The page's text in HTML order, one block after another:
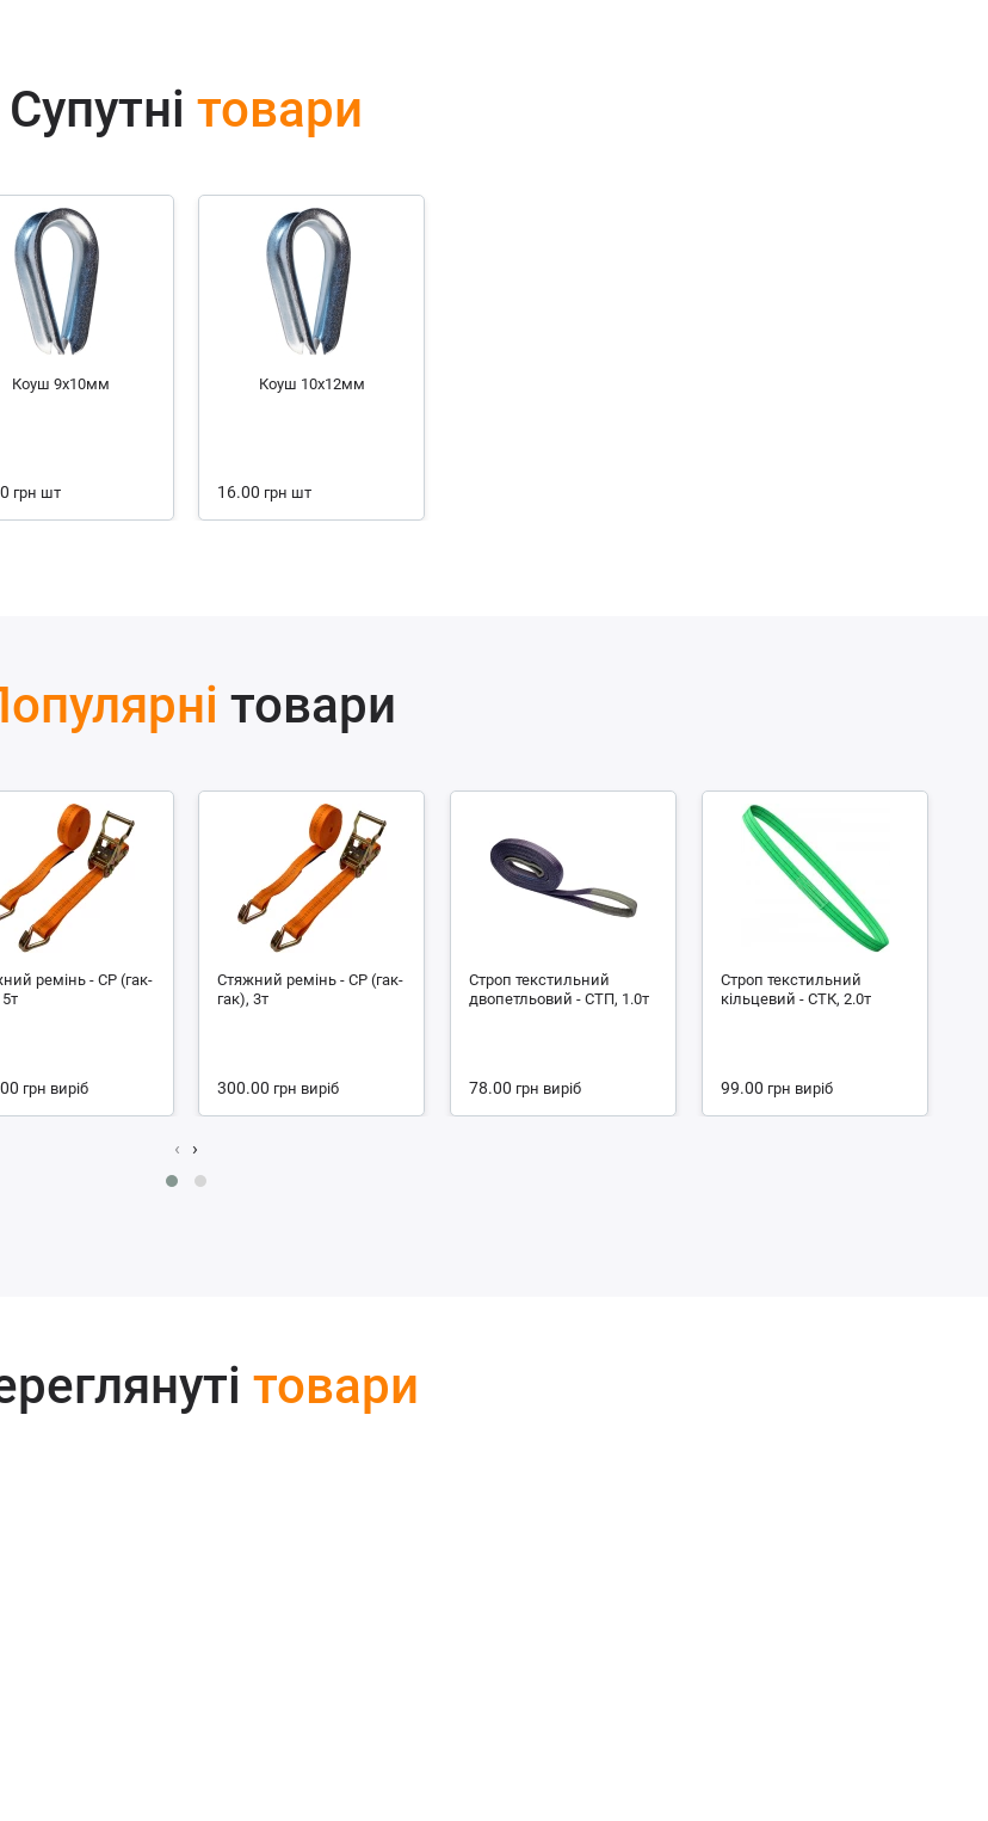
Супутні товари
Коуш 9х10мм
грн шт
Коуш 10х12мм
16.00 грн шт
товари
ремінь - СР (гак-
грн виріб
Стяжний ремінь - СР (гак-
гак), 3т
300.00 грн виріб
Строп текстильний
двопетльовий - СТП, 1.0т
78.00 грн виріб
Строп текстильний
кільцевий - СТК, 2.0т
99.00 грн виріб
‹ ›
товари